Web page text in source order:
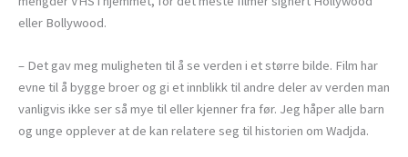
eller Bollywood.
– Det gav meg muligheten til å se verden i et større bilde. Film har
evne til å bygge broer og gi et innblikk til andre deler av verden man
vanligvis ikke ser så mye til eller kjenner fra før. Jeg håper alle barn
og unge opplever at de kan relatere seg til historien om Wadjda.